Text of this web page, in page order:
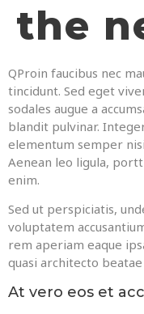
the
QProin faucibus nec
tincidunt. Sed eget
sodales augue a
blandit pulvinar.
elementum semper
Aenean leo ligula,
enim.
Sed ut perspiciatis,
voluptatem
rem aperiam eaque
quasi architecto
At vero eos et